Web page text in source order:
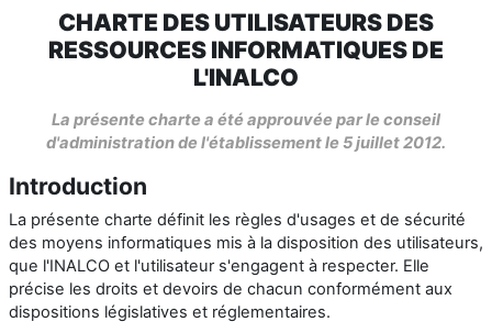
CHARTE DES UTILISATEURS DES
RESSOURCES INFORMATIQUES DE
L'INALCO
La présente charte a été approuvée par le conseil
d'administration de l'établissement le 5 juillet 2012.
Introduction
La présente charte définit les règles d'usages et de sécurité
des moyens informatiques mis à la disposition des utilisateurs,
que l'INALCO et l'utilisateur s'engagent à respecter. Elle
précise les droits et devoirs de chacun conformément aux
dispositions législatives et réglementaires.